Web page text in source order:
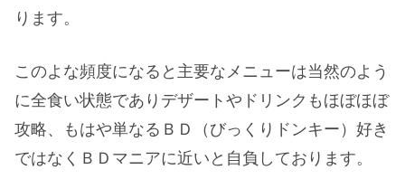
ります。
このよな頻度になると主要なメニューは当然のよう
に全食い状態でありデザートやドリンクもほぼほぼ
攻略、もはや単なるＢＤ（びっくりドンキー）好き
ではなくＢＤマニアに近いと自負しております。